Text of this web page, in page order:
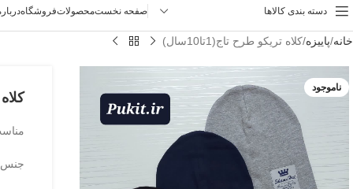
دسته بندی کالاها صفحه نخستمحصولاتفروشگاه
خانه پاییزه کلاه تریکو طرح تاج(1تا10سال)
ناموجود
کلاه
مناسب
جنس